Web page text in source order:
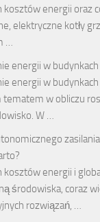
kosztów energii oraz
elektryczne kotły
…
energii w
energii w
tematem w obliczu
W …
kosztów energii i
środowiska, coraz
rozwiązań, …